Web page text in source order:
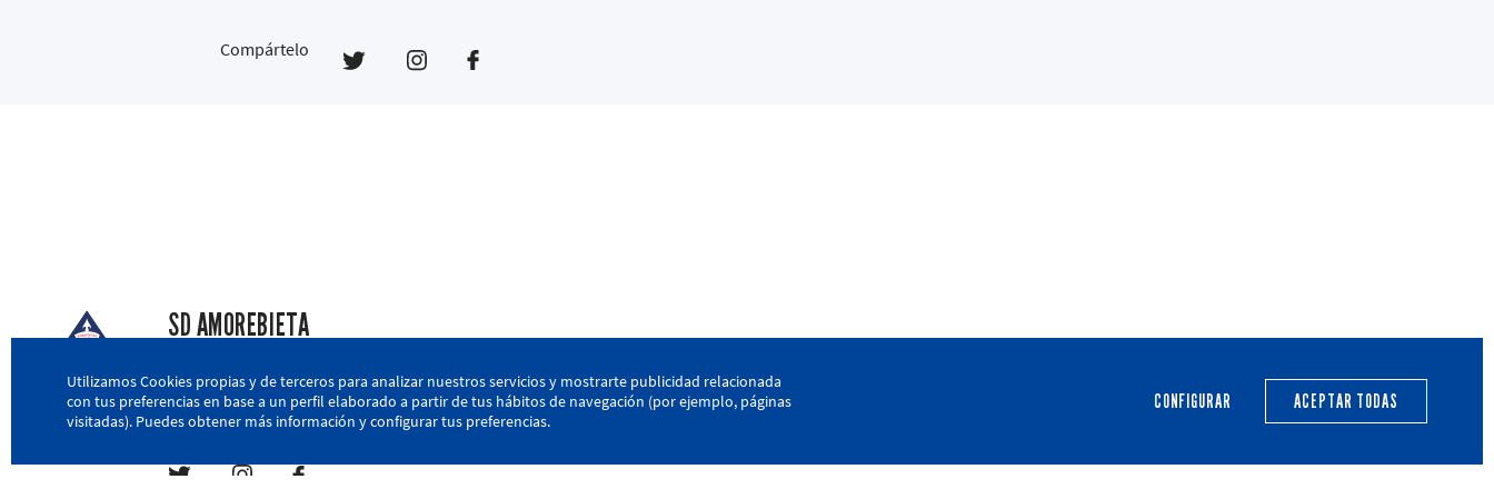
Compártelo
SD AMOREBIETA
946 604 751 | sda@sdamorebieta.eus
ACTUALIDAD CALENDARIO
Utilizamos Cookies propias y de terceros para analizar nuestros servicios y mostrarte publicidad relacionada
con tus preferencias en base a un perfil elaborado a partir de tus hábitos de navegación (por ejemplo, páginas
visitadas). Puedes obtener más información y configurar tus preferencias.
CONFIGURAR ACEPTAR TODAS